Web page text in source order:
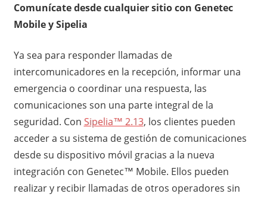
Comunícate desde cualquier sitio con Genetec
Mobile y Sipelia
Ya sea para responder llamadas de
intercomunicadores en la recepción, informar una
emergencia o coordinar una respuesta, las
comunicaciones son una parte integral de la
seguridad. Con Sipelia™ 2.13, los clientes pueden
acceder a su sistema de gestión de comunicaciones
desde su dispositivo móvil gracias a la nueva
integración con Genetec™ Mobile. Ellos pueden
realizar y recibir llamadas de otros operadores sin